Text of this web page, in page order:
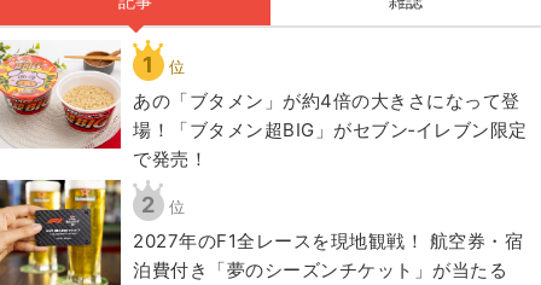
1 位
あの「ブタメン」が約4倍の大きさになって登
場！「ブタメン超BIG」がセブン‐イレブン限定
で発売！
2 位
2027年のF1全レースを現地観戦！ 航空券・宿
泊費付き「夢のシーズンチケット」が当たる